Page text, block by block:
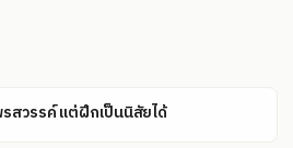
สวรรค์ แต่ฝึกเป็นนิสัยได้